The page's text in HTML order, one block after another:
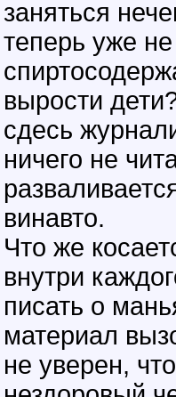
заняться
теперь уже
вырости
сдесь
ничего не
винавто.
Что же
внутри
писать о
материал
не уверен,